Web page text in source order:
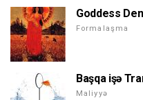
Goddess
Formalaşma
Başqa işə
Maliyyə